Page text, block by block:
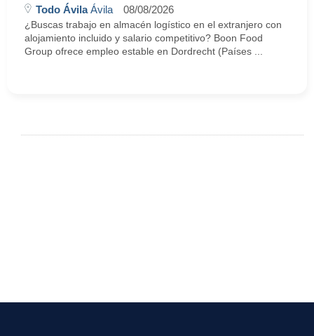
Todo ÁvilaÁvila 08/08/2026
¿Buscas trabajo en almacén logístico en el extranjero con
alojamiento incluido y salario competitivo? Boon Food
Group ofrece empleo estable en Dordrecht (Países ...